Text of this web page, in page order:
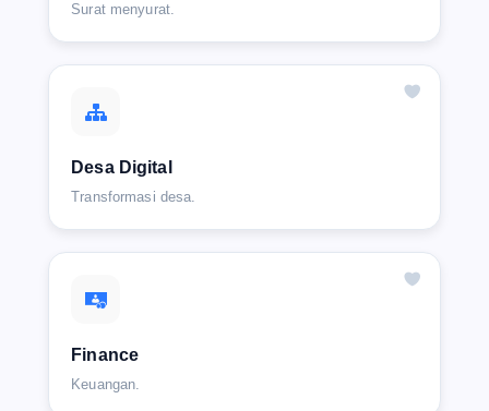
Surat menyurat.
Desa Digital
Transformasi desa.
Finance
Keuangan.